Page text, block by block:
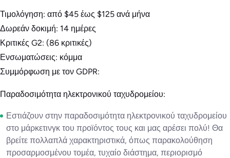
Τιμολόγηση: από $45 έως $125 ανά μήνα
Δωρεάν δοκιμή: 14 ημέρες
Κριτικές G2: (86 κριτικές)
Ενσωματώσεις: κόμμα
Συμμόρφωση με τον GDPR:
Παραδοσιμότητα ηλεκτρονικού ταχυδρομείου:
Εστιάζουν στην παραδοσιμότητα ηλεκτρονικού ταχυδρομείου
στο μάρκετινγκ του προϊόντος τους και μας αρέσει πολύ! Θα
βρείτε πολλαπλά χαρακτηριστικά, όπως παρακολούθηση
προσαρμοσμένου τομέα, τυχαίο διάστημα, περιορισμό